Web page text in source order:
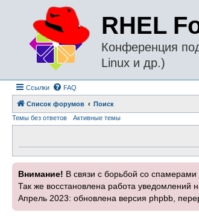
RHEL
Конференция
Linux и др.)
Ссылки FAQ
Список форумов
Поиск
Темы без ответов
Активные темы
Внимание! В связи с борьбой со
Так же восстановлена работа уведомлений
Апрель 2023: обновлена версия phpbb,